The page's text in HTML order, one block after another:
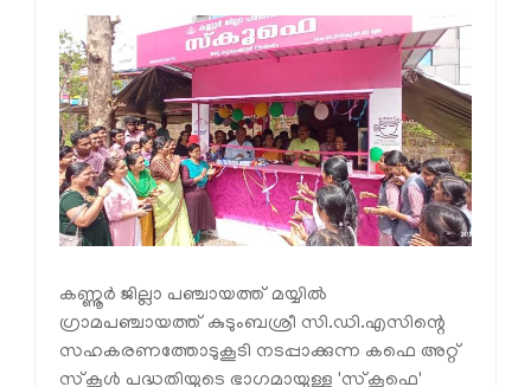
കണ്ണൂർ ജില്ലാ പഞ്ചായത്ത് മയ്യില്‍
ഗ്രാമപഞ്ചായത്ത് കുടുംബശ്രീ സി.ഡി.എസിന്റെ
സഹകരണത്തോടുകൂടി നടപ്പാക്കുന്ന കഫെ അറ്റ്
സ്‌കൂള്‍ പദ്ധതിയുടെ ഭാഗമായുള്ള 'സ്‌കൂഫെ'